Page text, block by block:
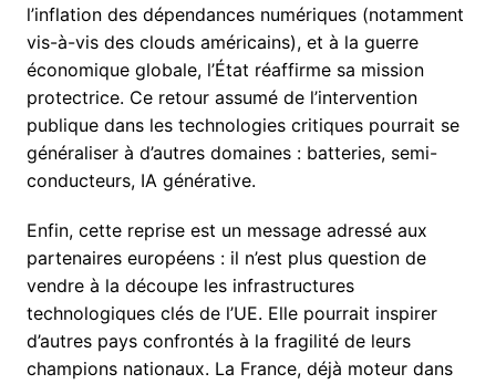
l’inflation des dépendances numériques (notamment
vis-à-vis des clouds américains), et à la guerre
économique globale, l’État réaffirme sa mission
protectrice. Ce retour assumé de l’intervention
publique dans les technologies critiques pourrait se
généraliser à d’autres domaines : batteries, semi-
conducteurs, IA générative.
Enfin, cette reprise est un message adressé aux
partenaires européens : il n’est plus question de
vendre à la découpe les infrastructures
technologiques clés de l’UE. Elle pourrait inspirer
d’autres pays confrontés à la fragilité de leurs
champions nationaux. La France, déjà moteur dans